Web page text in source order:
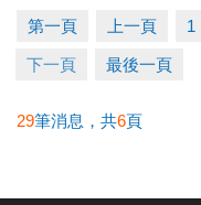
第一頁 上一頁 1
下一頁 最後一頁
29筆消息，共6頁